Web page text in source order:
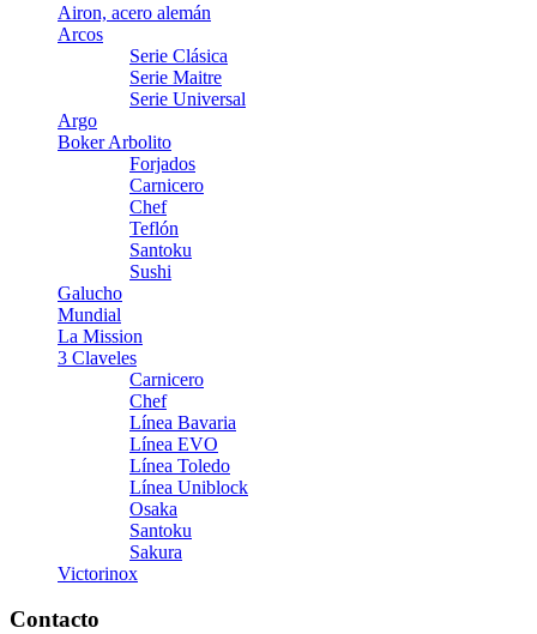
Airon, acero alemán
Arcos
Serie Clásica
Serie Maitre
Serie Universal
Argo
Boker Arbolito
Forjados
Carnicero
Chef
Teflón
Santoku
Sushi
Galucho
Mundial
La Mission
3 Claveles
Carnicero
Chef
Línea Bavaria
Línea EVO
Línea Toledo
Línea Uniblock
Osaka
Santoku
Sakura
Victorinox
Contacto